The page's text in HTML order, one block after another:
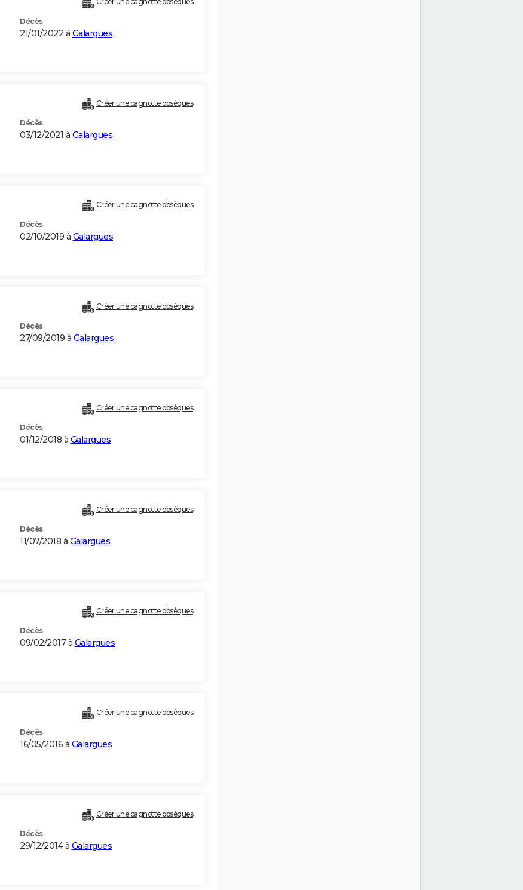
Décès
21/01/2022 à Galargues
Créer une cagnotte obsèques
Décès
03/12/2021 à Galargues
Créer une cagnotte obsèques
Décès
02/10/2019 à Galargues
Créer une cagnotte obsèques
Décès
27/09/2019 à Galargues
Créer une cagnotte obsèques
Décès
01/12/2018 à Galargues
Créer une cagnotte obsèques
Décès
11/07/2018 à Galargues
Créer une cagnotte obsèques
Décès
09/02/2017 à Galargues
Créer une cagnotte obsèques
Décès
16/05/2016 à Galargues
Créer une cagnotte obsèques
Décès
29/12/2014 à Galargues